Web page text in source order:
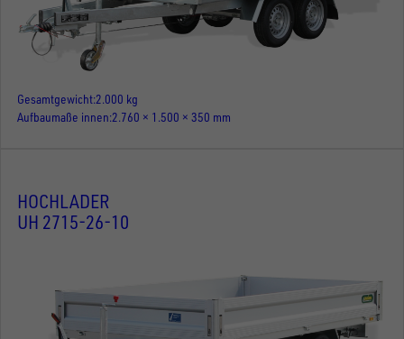
Gesamtgewicht 2.000 kg
Aufbaumaße innen 2.760 × 1.500 × 350 mm
HOCHLADER
UH 2715-26-10